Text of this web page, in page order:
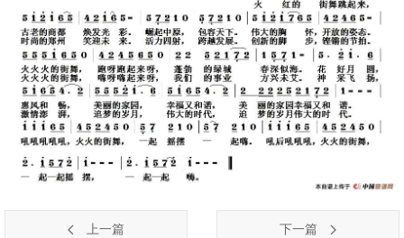
上一篇 下一篇